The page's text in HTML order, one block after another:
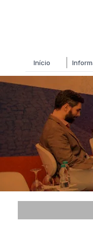
Início